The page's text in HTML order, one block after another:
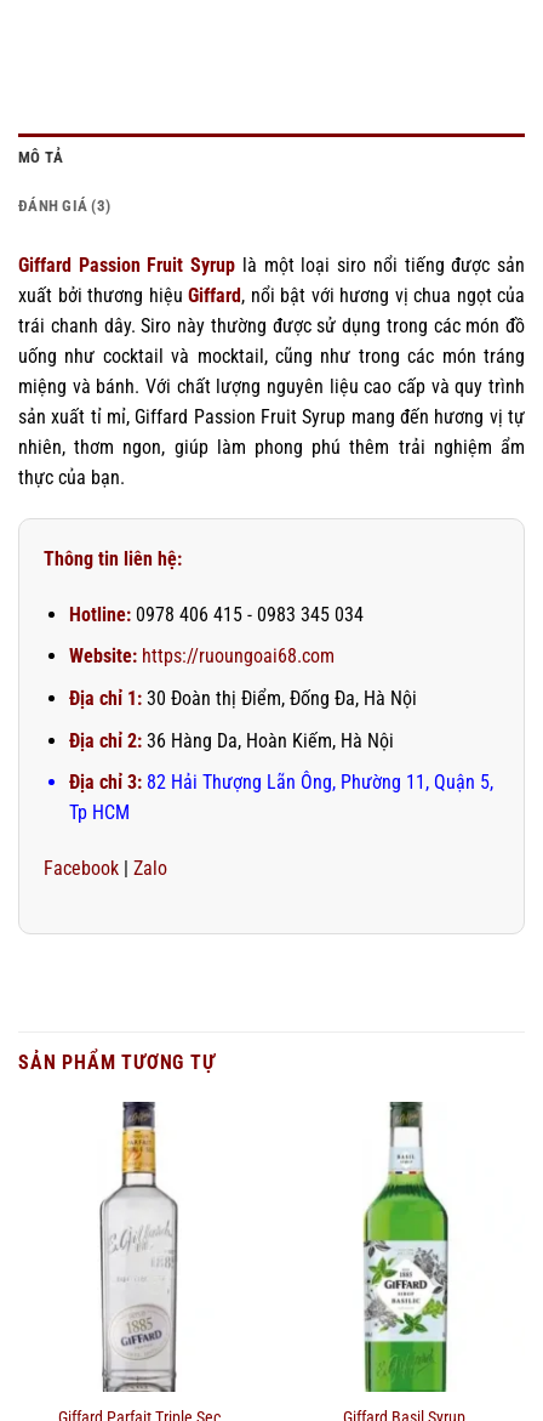
MÔ TẢ
ĐÁNH GIÁ (3)
Giffard Passion Fruit Syrup là một loại siro nổi tiếng được sản
xuất bởi thương hiệu Giffard , nổi bật với hương vị chua ngọt của
trái chanh dây. Siro này thường được sử dụng trong các món đồ
uống như cocktail và mocktail, cũng như trong các món tráng
miệng và bánh. Với chất lượng nguyên liệu cao cấp và quy trình
sản xuất tỉ mỉ, Giffard Passion Fruit Syrup mang đến hương vị tự
nhiên, thơm ngon, giúp làm phong phú thêm trải nghiệm ẩm
thực của bạn.
Thông tin liên hệ:
Hotline:0978 406 415 - 0983 345 034
Website: https://ruoungoai68.com
Địa chỉ 1:30 Đoàn thị Điểm, Đống Đa, Hà Nội
Địa chỉ 2:36 Hàng Da, Hoàn Kiếm, Hà Nội
Địa chỉ 3:82 Hải Thượng Lãn Ông, Phường 11, Quận 5,
Tp HCM
Facebook | Zalo
SẢN PHẨM TƯƠNG TỰ